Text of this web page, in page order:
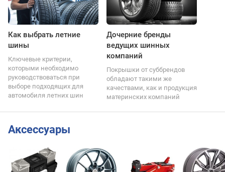
Как выбрать летние
шины
Ключевые критерии,
которыми необходимо
руководствоваться при
выборе подходящих для
автомобиля летних шин
Дочерние бренды
ведущих шинных
компаний
Покрышки от суббрендов
обладают такими же
качествами, как и продукция
материнских компаний
Аксессуары